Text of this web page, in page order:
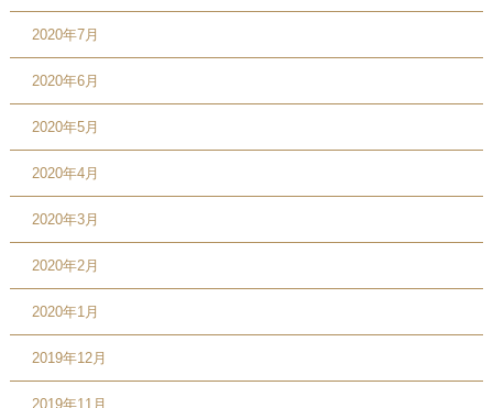
2020年7月
2020年6月
2020年5月
2020年4月
2020年3月
2020年2月
2020年1月
2019年12月
2019年11月